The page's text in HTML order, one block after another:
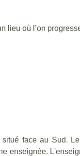
lieu où l’on
situé face au Sud. Le
enseignée.